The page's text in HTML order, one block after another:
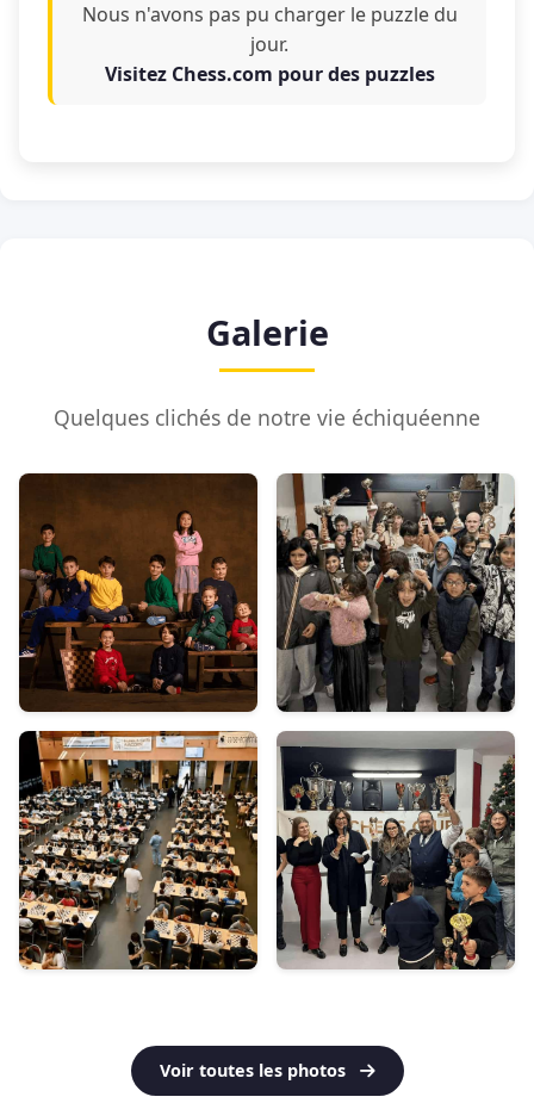
Nous n'avons pas pu charger le puzzle du
jour.
Visitez Chess.com pour des puzzles
Galerie
Quelques clichés de notre vie échiquéenne
Voir toutes les photos